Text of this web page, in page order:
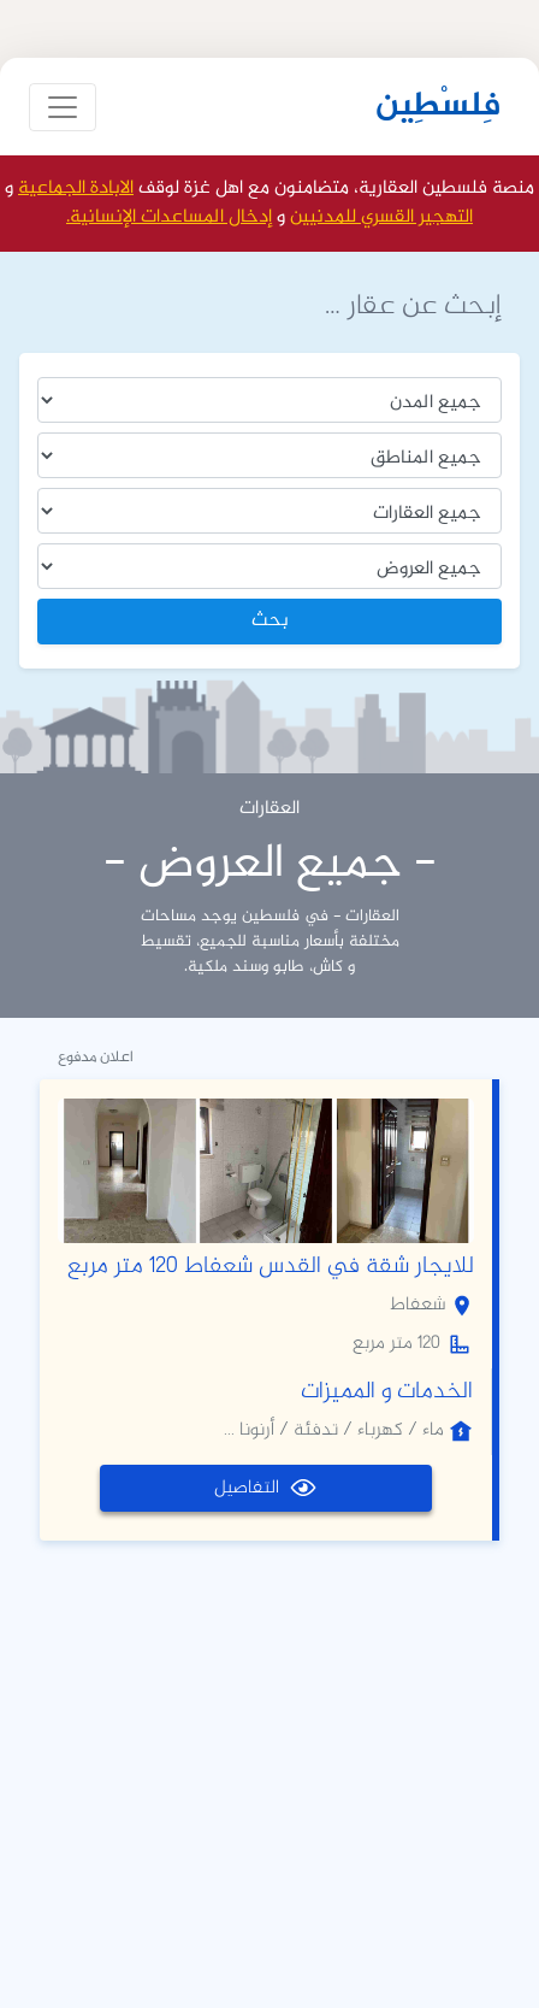
فِلسْطِين
منصة فلسطين العقارية، متضامنون مع اهل غزة لوقفالابادة الجماعيةو
التهجير القسري للمدنيينوإدخال المساعدات الإنسانية.
إبحث عن عقار …
بحث
العقارات
- جميع العروض -
العقارات - في فلسطين يوجد مساحات
مختلفة بأسعار مناسبة للجميع، تقسيط
و كاش، طابو وسند ملكية.
اعلان مدفوع
للايجار شقة في القدس شعفاط 120 متر مربع
شعفاط
120 متر مربع
الخدمات و المميزات
ماء / كهرباء / تدفئة / أرنونا ...
التفاصيل